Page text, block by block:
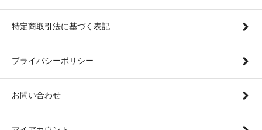
特定商取引法に基づく表記
プライバシーポリシー
お問い合わせ